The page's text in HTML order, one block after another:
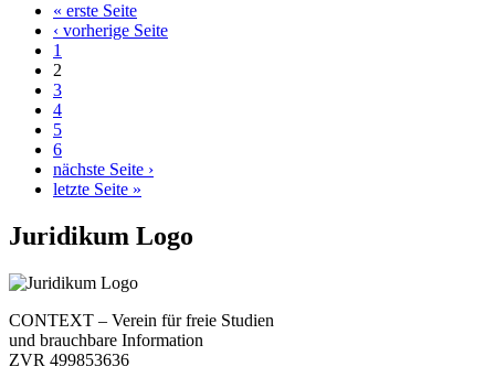
« erste Seite
‹ vorherige Seite
1
2
3
4
5
6
nächste Seite ›
letzte Seite »
Juridikum Logo
CONTEXT – Verein für freie Studien
und brauchbare Information
ZVR 499853636